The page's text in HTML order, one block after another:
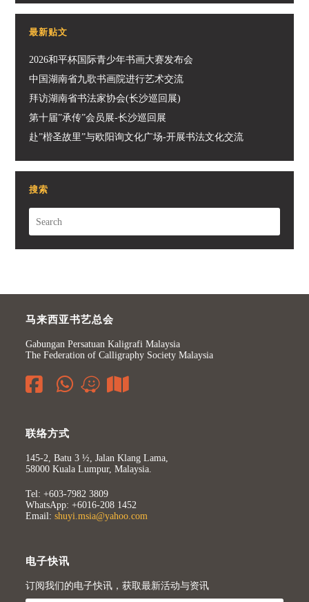
最新贴文
2026和平杯国际青少年书画大赛发布会
中国湖南省九歌书画院进行艺术交流
拜访湖南省书法家协会(长沙巡回展)
第十届”承传”会员展-长沙巡回展
赴”楷圣故里”与欧阳询文化广场-开展书法文化交流
搜索
马来西亚书艺总会
Gabungan Persatuan Kaligrafi Malaysia
The Federation of Calligraphy Society Malaysia
联络方式
145-2, Batu 3 ½, Jalan Klang Lama,
58000 Kuala Lumpur, Malaysia.
Tel: +603-7982 3809
WhatsApp: +6016-208 1452
Email:shuyi.msia@yahoo.com
电子快讯
订阅我们的电子快讯，获取最新活动与资讯